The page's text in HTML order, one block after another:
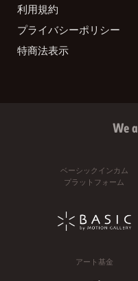
利用規約
プライバシーポリシー
特商法表示
We
ベーシックインカム
プラットフォーム
アート基金